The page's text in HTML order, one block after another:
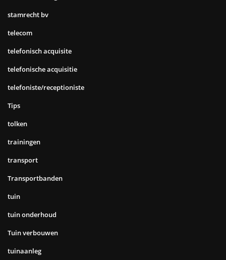
stamrecht bv
telecom
telefonisch acquisite
telefonische acquisitie
telefoniste/receptioniste
Tips
tolken
trainingen
transport
Transportbanden
tuin
tuin onderhoud
Tuin verbouwen
tuinaanleg